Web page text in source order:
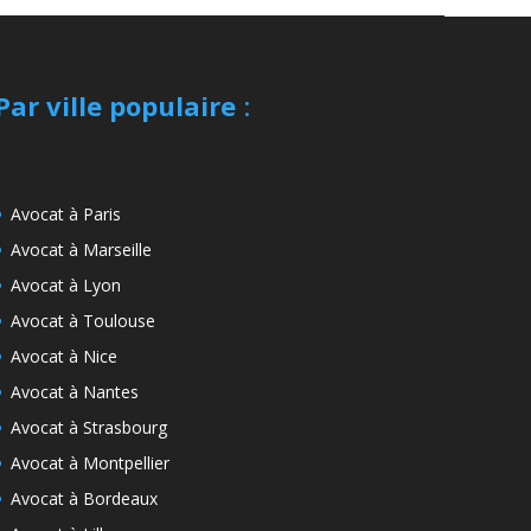
ville populaire:
Avocat à Paris
Avocat à Marseille
Avocat à Lyon
Avocat à Toulouse
Avocat à Nice
Avocat à Nantes
Avocat à Strasbourg
Avocat à Montpellier
Avocat à Bordeaux